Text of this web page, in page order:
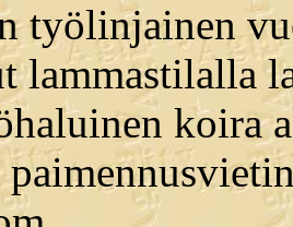
työlinjainen
lammastilalla
koira